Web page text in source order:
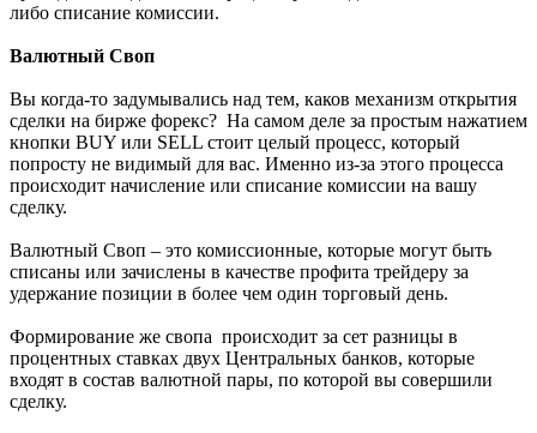
либо списание комиссии.
Валютный Своп
Вы когда-то задумывались над тем, каков механизм открытия
сделки на бирже форекс? На самом деле за простым нажатием
кнопки BUY или SELL стоит целый процесс, который
попросту не видимый для вас. Именно из-за этого процесса
происходит начисление или списание комиссии на вашу
сделку.
Валютный Своп – это комиссионные, которые могут быть
списаны или зачислены в качестве профита трейдеру за
удержание позиции в более чем один торговый день.
Формирование же свопа происходит за сет разницы в
процентных ставках двух Центральных банков, которые
входят в состав валютной пары, по которой вы совершили
сделку.